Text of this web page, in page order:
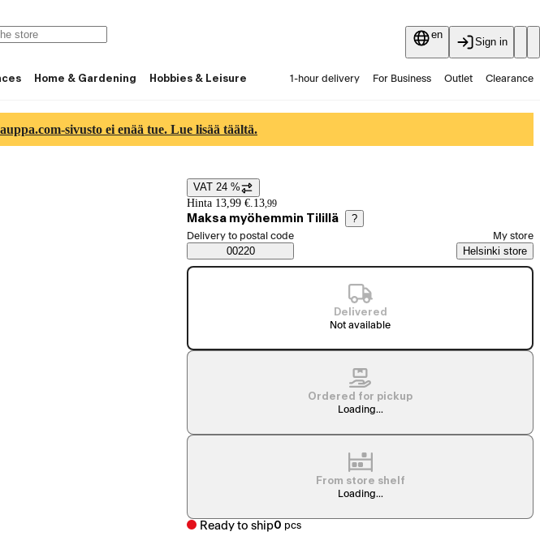
en
Sign in
Home & Gardening Hobbies & Leisure 1-hour delivery For Business Outlet Clearance
sivusto ei enää tue. Lue lisää täältä.
Price details
VAT 24 %
Hinta 13,99 €. 13,99
Maksa myöhemmin Tilillä ?
Saatavuustiedot
Select order method
Delivery to postal code
00220
My store
Helsinki store
Delivered
Not available
Ordered for pickup
Loading...
From store shelf
Loading...
Ready to ship0 pcs